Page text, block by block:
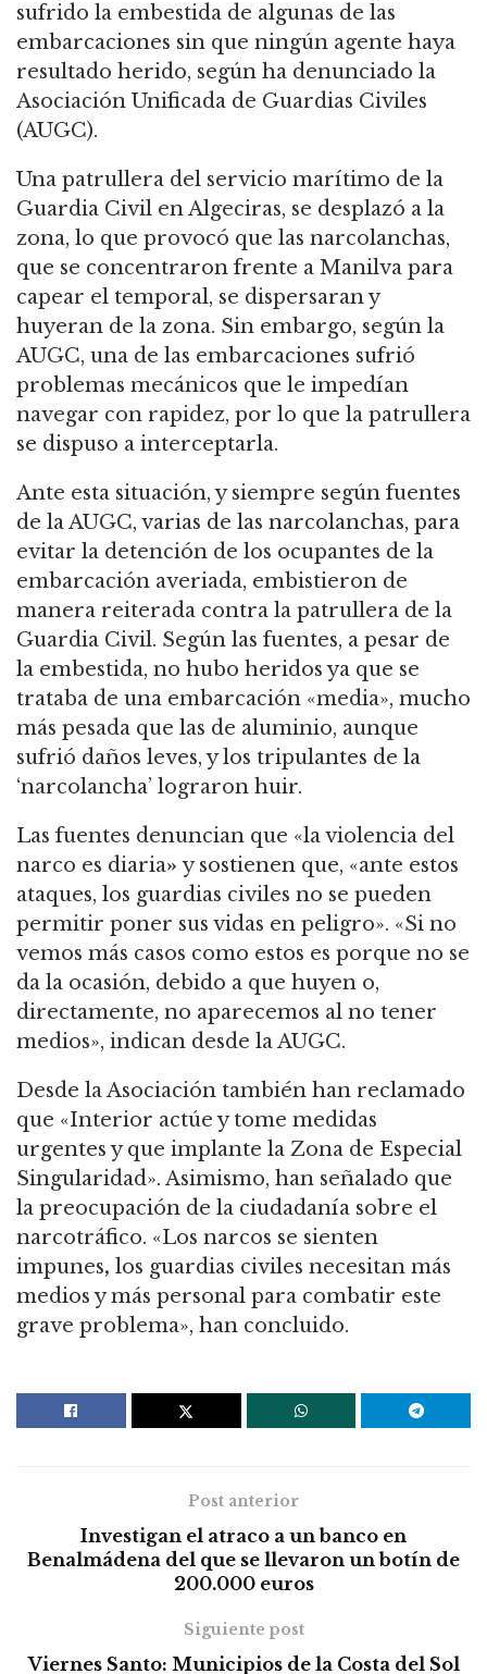
sufrido la embestida de algunas de las
embarcaciones sin que ningún agente haya
resultado herido, según ha denunciado la
Asociación Unificada de Guardias Civiles
(AUGC).
Una patrullera del servicio marítimo de la
Guardia Civil en Algeciras, se desplazó a la
zona, lo que provocó que las narcolanchas,
que se concentraron frente a Manilva para
capear el temporal, se dispersaran y
huyeran de la zona. Sin embargo, según la
AUGC, una de las embarcaciones sufrió
problemas mecánicos que le impedían
navegar con rapidez, por lo que la patrullera
se dispuso a interceptarla.
Ante esta situación, y siempre según fuentes
de la AUGC, varias de las narcolanchas, para
evitar la detención de los ocupantes de la
embarcación averiada, embistieron de
manera reiterada contra la patrullera de la
Guardia Civil. Según las fuentes, a pesar de
la embestida, no hubo heridos ya que se
trataba de una embarcación «media», mucho
más pesada que las de aluminio, aunque
sufrió daños leves, y los tripulantes de la
‘narcolancha’ lograron huir.
Las fuentes denuncian que «la violencia del
narco es diaria»y sostienen que, «ante estos
ataques, los guardias civiles no se pueden
permitir poner sus vidas en peligro». «Si no
vemos más casos como estos es porque no se
da la ocasión, debido a que huyen o,
directamente, no aparecemos al no tener
medios», indican desde la AUGC.
Desde la Asociación también han reclamado
que «Interior actúe y tome medidas
urgentes y que implante la Zona de Especial
Singularidad». Asimismo, han señalado que
la preocupación de la ciudadanía sobre el
narcotráfico. «Los narcos se sienten
impunes, los guardias civiles necesitan más
medios y más personal para combatir este
grave problema», han concluido.
Post anterior
Investigan el atraco a un banco en
Benalmádena del que se llevaron un botín de
200.000 euros
Siguiente post
Viernes Santo: Municipios de la Costa del Sol